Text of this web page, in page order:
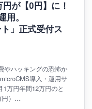
が【0円】に！
。
」正式受付ス
やハッキングの恐怖か
導入・運用サ
万円年間12万円のと
円）…